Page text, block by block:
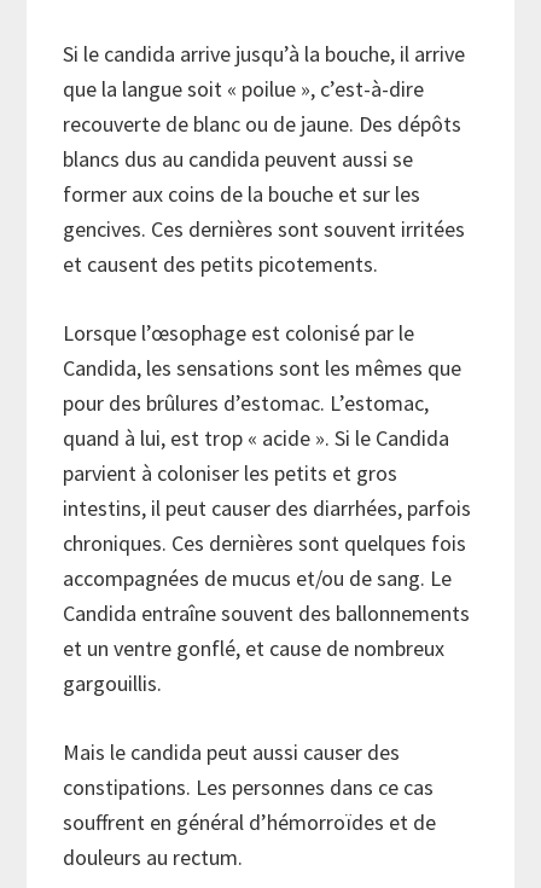
Si le candida arrive jusqu’à la bouche, il arrive
que la langue soit « poilue », c’est-à-dire
recouverte de blanc ou de jaune. Des dépôts
blancs dus au candida peuvent aussi se
former aux coins de la bouche et sur les
gencives. Ces dernières sont souvent irritées
et causent des petits picotements.
Lorsque l’œsophage est colonisé par le
Candida, les sensations sont les mêmes que
pour des brûlures d’estomac. L’estomac,
quand à lui, est trop « acide ». Si le Candida
parvient à coloniser les petits et gros
intestins, il peut causer des diarrhées, parfois
chroniques. Ces dernières sont quelques fois
accompagnées de mucus et/ou de sang. Le
Candida entraîne souvent des ballonnements
et un ventre gonflé, et cause de nombreux
gargouillis.
Mais le candida peut aussi causer des
constipations. Les personnes dans ce cas
souffrent en général d’hémorroïdes et de
douleurs au rectum.